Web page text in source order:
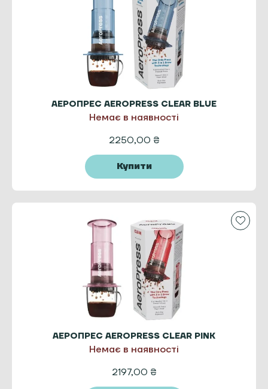
АЕРОПРЕС AEROPRESS CLEAR BLUE
Немає в наявності
2250,00 ₴
Купити
АЕРОПРЕС AEROPRESS CLEAR PINK
Немає в наявності
2197,00 ₴